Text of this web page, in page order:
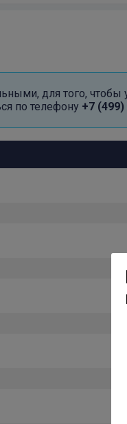
для того, чтобы
по телефону +7